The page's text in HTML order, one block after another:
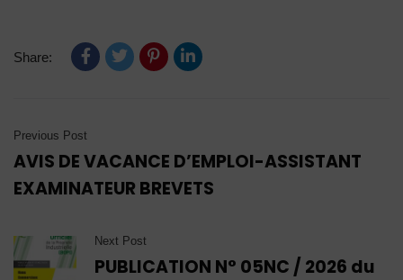
Share:
Previous Post
AVIS DE VACANCE D’EMPLOI-ASSISTANT
EXAMINATEUR BREVETS
Next Post
PUBLICATION N° 05NC / 2026 du